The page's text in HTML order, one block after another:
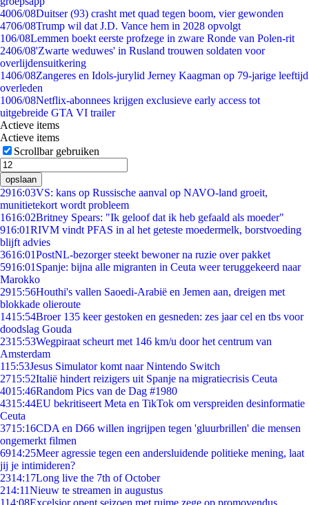
4006/08Duitser (93) crasht met quad tegen boom, vier gewonden
4706/08Trump wil dat J.D. Vance hem in 2028 opvolgt
106/08Lemmen boekt eerste profzege in zware Ronde van Polen-rit
2406/08'Zwarte weduwes' in Rusland trouwen soldaten voor
overlijdensuitkering
1406/08Zangeres en Idols-jurylid Jerney Kaagman op 79-jarige leeftijd
overleden
1006/08Netflix-abonnees krijgen exclusieve early access tot
uitgebreide GTA VI trailer
Actieve items
Actieve items
Scrollbar gebruiken
opslaan
2916:03VS: kans op Russische aanval op NAVO-land groeit,
munitietekort wordt probleem
1616:02Britney Spears: "Ik geloof dat ik heb gefaald als moeder"
916:01RIVM vindt PFAS in al het geteste moedermelk, borstvoeding
blijft advies
3616:01PostNL-bezorger steekt bewoner na ruzie over pakket
5916:01 Spanje: bijna alle migranten in Ceuta weer teruggekeerd naar
Marokko
2915:56Houthi's vallen Saoedi-Arabië en Jemen aan, dreigen met
blokkade olieroute
1415:54Broer 135 keer gestoken en gesneden: zes jaar cel en tbs voor
doodslag Gouda
2315:53Wegpiraat scheurt met 146 km/u door het centrum van
Amsterdam
115:53Jesus Simulator komt naar Nintendo Switch
2715:52Italië hindert reizigers uit Spanje na migratiecrisis Ceuta
4015:46Random Pics van de Dag #1980
4315:44EU bekritiseert Meta en TikTok om verspreiden desinformatie
Ceuta
3715:16CDA en D66 willen ingrijpen tegen 'gluurbrillen' die mensen
ongemerkt filmen
6914:25Meer agressie tegen een andersluidende politieke mening, laat
jij je intimideren?
2314:17Long live the 7th of October
214:11Nieuw te streamen in augustus
114:08Excelsior opent seizoen met ruime zege op promovendus